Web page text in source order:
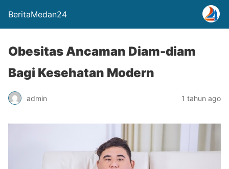
BeritaMedan24
Obesitas Ancaman Diam-diam
Bagi Kesehatan Modern
admin 1 tahun ago